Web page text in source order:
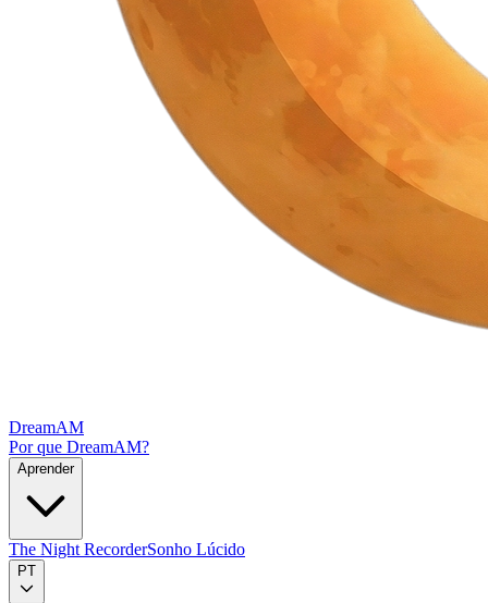
DreamAM
Por que DreamAM?
Aprender
The Night RecorderSonho Lúcido
PT